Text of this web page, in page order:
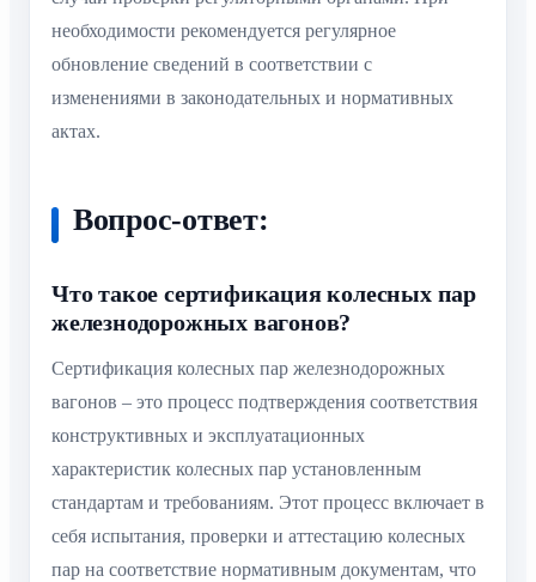
необходимости рекомендуется регулярное
обновление сведений в соответствии с
изменениями в законодательных и нормативных
актах.
Вопрос-ответ:
Что такое сертификация колесных пар
железнодорожных вагонов?
Сертификация колесных пар железнодорожных
вагонов – это процесс подтверждения соответствия
конструктивных и эксплуатационных
характеристик колесных пар установленным
стандартам и требованиям. Этот процесс включает в
себя испытания, проверки и аттестацию колесных
пар на соответствие нормативным документам, что